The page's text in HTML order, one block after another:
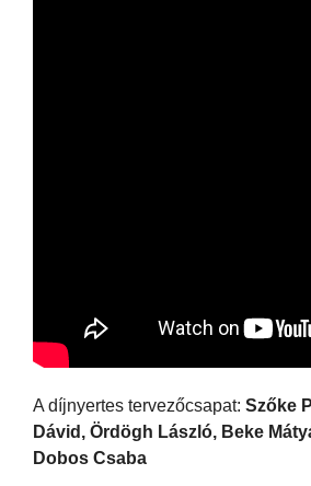
A díjnyertes tervezőcsapat: Szőke
Dávid, Ördögh László, Beke
Dobos Csaba